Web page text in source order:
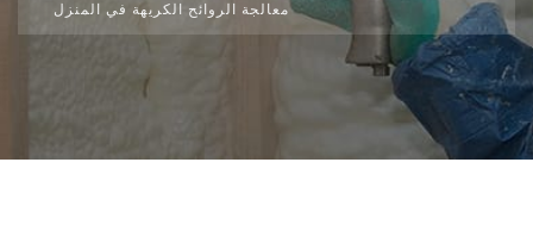
معالجة الروائح الكريهة في المنزل